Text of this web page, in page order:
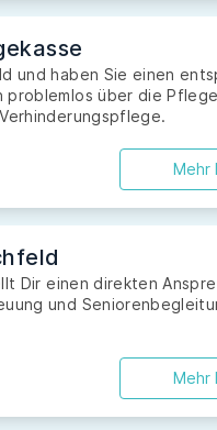
und haben Sie einen
über die
Mehr
Dir einen direkten
und
Mehr